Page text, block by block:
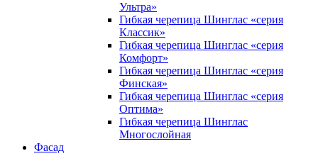
Ультра»
Гибкая черепица Шинглас «серия
Классик»
Гибкая черепица Шинглас «серия
Комфорт»
Гибкая черепица Шинглас «серия
Финская»
Гибкая черепица Шинглас «серия
Оптима»
Гибкая черепица Шинглас
Многослойная
Фасад